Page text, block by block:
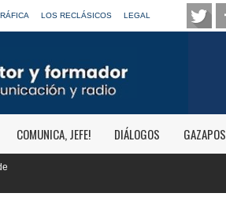
LOS RECLÁSICOS LEGAL
COMUNICA, JEFE! DIÁLOGOS GAZAPOS